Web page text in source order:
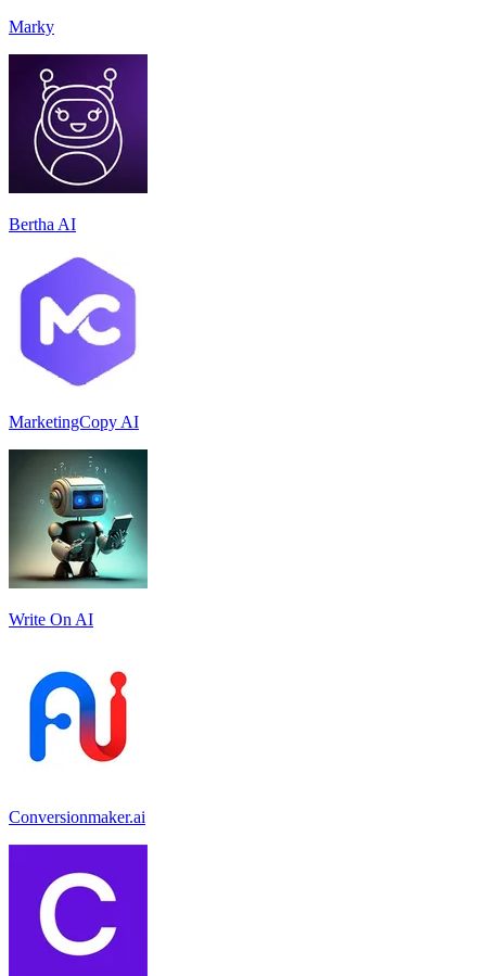
Marky
Bertha AI
MarketingCopy AI
Write On AI
Conversionmaker.ai